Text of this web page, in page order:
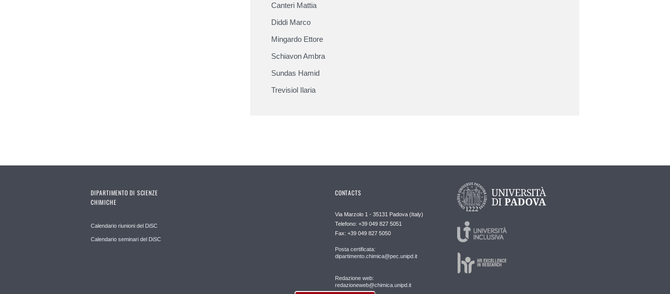
Canteri Mattia
Diddi Marco
Mingardo Ettore
Schiavon Ambra
Sundas Hamid
Trevisiol Ilaria
DIPARTIMENTO DI SCIENZE
CHIMICHE
Calendario riunioni del DiSC
Calendario seminari del DiSC
CONTACTS
Via Marzolo 1 - 35131 Padova (Italy)
Telefono: +39 049 827 5051
Fax: +39 049 827 5050
Posta certificata:
dipartimento.chimica@pec.unipd.it
Redazione web:
redazioneweb@chimica.unipd.it